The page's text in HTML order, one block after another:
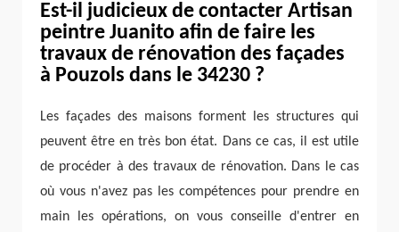
Est-il judicieux de contacter Artisan
peintre Juanito afin de faire les
travaux de rénovation des façades
à Pouzols dans le 34230 ?
Les façades des maisons forment les structures qui
peuvent être en très bon état. Dans ce cas, il est utile
de procéder à des travaux de rénovation. Dans le cas
où vous n'avez pas les compétences pour prendre en
main les opérations, on vous conseille d'entrer en